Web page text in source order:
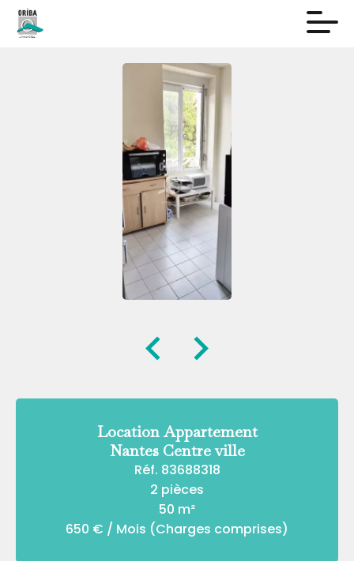
Location Appartement
Nantes Centre ville
Réf. 83688318
2 pièces
50 m²
650 € / Mois (Charges comprises)